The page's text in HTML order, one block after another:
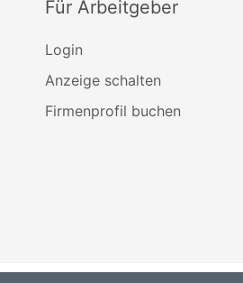
Für Arbeitgeber
Login
Anzeige schalten
Firmenprofil buchen